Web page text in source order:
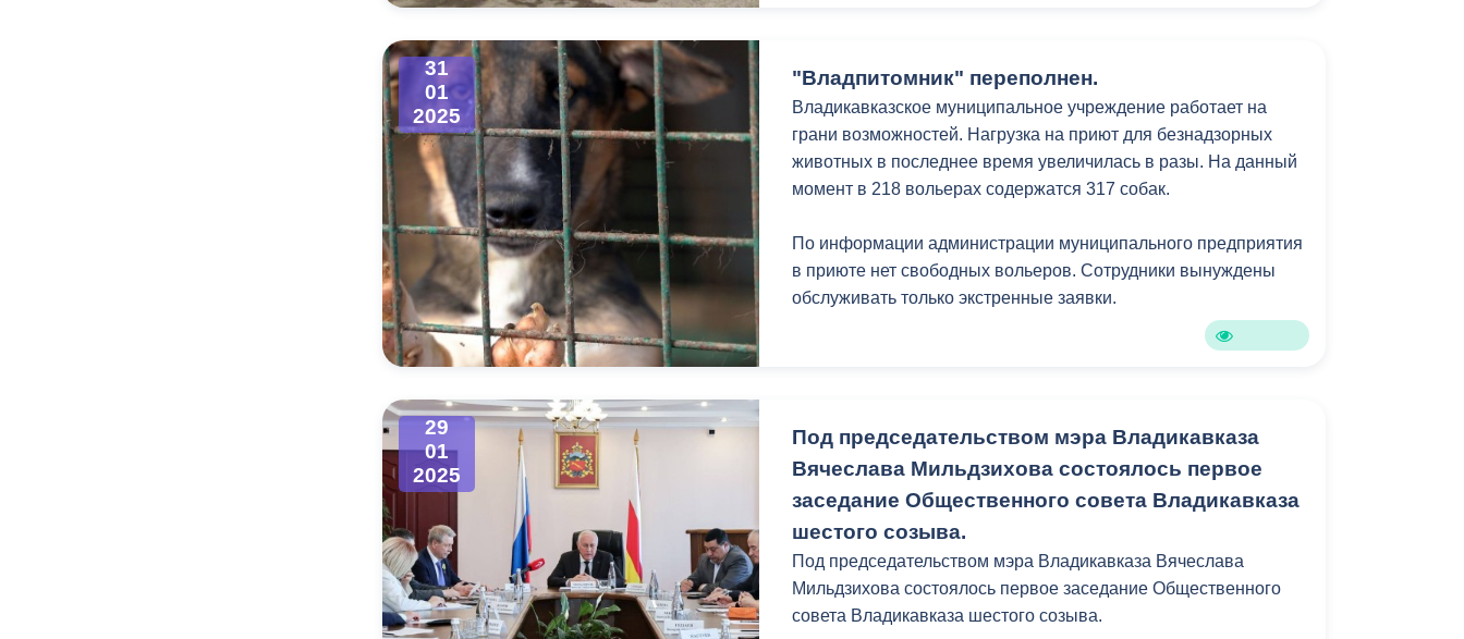
31
01
2025
"Владпитомник" переполнен.
Владикавказское муниципальное учреждение работает на
грани возможностей. Нагрузка на приют для безнадзорных
животных в последнее время увеличилась в разы. На данный
момент в 218 вольерах содержатся 317 собак.
По информации администрации муниципального предприятия
в приюте нет свободных вольеров. Сотрудники вынуждены
обслуживать только экстренные заявки.
29
01
2025
Под председательством мэра Владикавказа
Вячеслава Мильдзихова состоялось первое
заседание Общественного совета Владикавказа
шестого созыва.
Под председательством мэра Владикавказа Вячеслава
Мильдзихова состоялось первое заседание Общественного
совета Владикавказа шестого созыва.